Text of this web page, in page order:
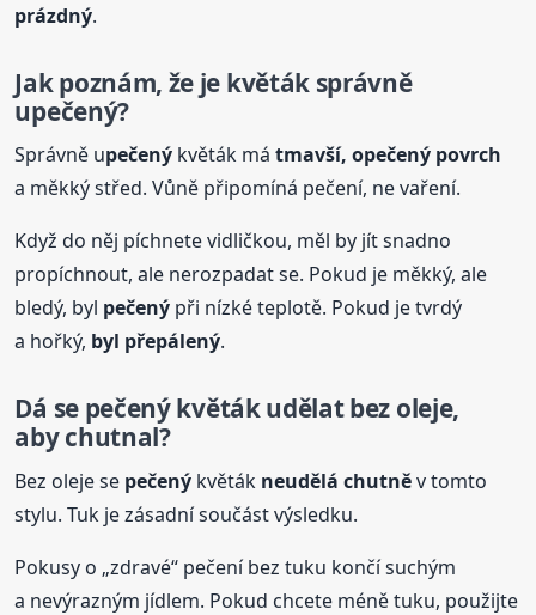
prázdný.
Jak poznám, že je květák správně
upečený?
Správně upečený květák mátmavší, opečený povrch
a měkký střed. Vůně připomíná pečení, ne vaření.
Když do něj píchnete vidličkou, měl by jít snadno
propíchnout, ale nerozpadat se. Pokud je měkký, ale
bledý, byl pečený při nízké teplotě. Pokud je tvrdý
a hořký, byl přepálený.
Dá se pečenýkvěták udělat bez oleje,
aby chutnal?
Bez oleje se pečený květák neudělá chutněv tomto
stylu. Tuk je zásadní součást výsledku.
Pokusy o „zdravé“ pečení bez tuku končí suchým
a nevýrazným jídlem. Pokud chcete méně tuku, použijte